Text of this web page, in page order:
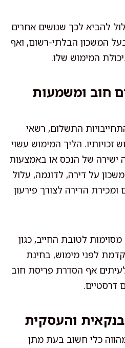
להביא לכך שנושים אחרים
המשכון הבלתי-רשום, ואף
המימוש שלו.
חוב ומשמעות
התשלום, רשאי
הליך המימוש עשוי
ישירה של הנכס או באמצעות
על דירה, לדוגמה, עלול
ומכירת הדירה לצורך פירעון
לטובת החייב, כגון
לפני מימוש, בחינת
אף הסדרת פריסת חוב
דרסטיים.
והעסקית
כלי חשוב בעת מתן